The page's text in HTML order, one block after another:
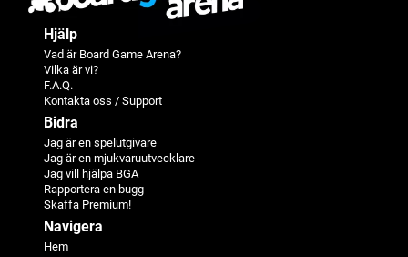
Hjälp
Vad är Board Game Arena?
Vilka är vi?
F.A.Q.
Kontakta oss / Support
Bidra
Jag är en spelutgivare
Jag är en mjukvaruutvecklare
Jag vill hjälpa BGA
Rapportera en bugg
Skaffa Premium!
Navigera
Hem